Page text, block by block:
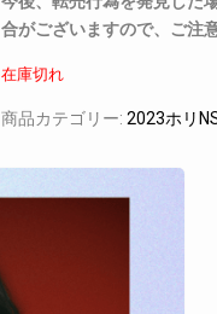
合がございますので、ご注
在庫切れ
商品カテゴリー: 2023ホリ